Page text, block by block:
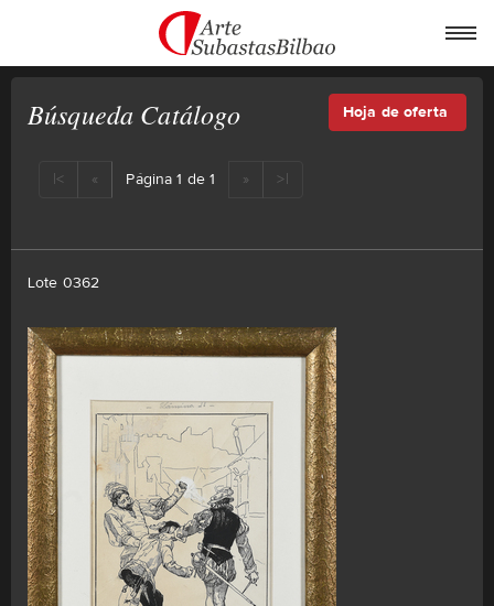
Búsqueda Catálogo Hoja de oferta
|< « Página 1 de 1 » >|
Lote 0362